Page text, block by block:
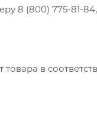
8 (800) 775-81-
в